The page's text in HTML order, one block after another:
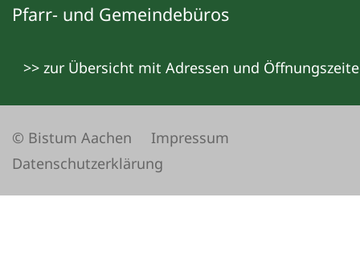
Pfarr- und Gemeindebüros
>> zur Übersicht mit Adressen und
© Bistum Aachen
Impressum
Datenschutzerklärung